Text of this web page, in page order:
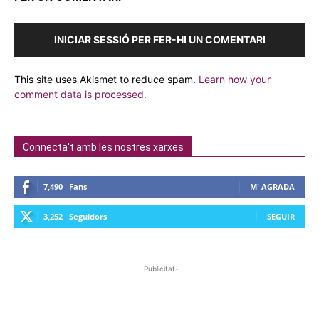
INICIAR SESSIÓ PER FER-HI UN COMENTARI
This site uses Akismet to reduce spam. Learn how your
comment data is processed.
Connecta't amb les nostres xarxes
7,490 Fans M' AGRADA
3,252 Seguidors SEGUIR
-Publicitat-